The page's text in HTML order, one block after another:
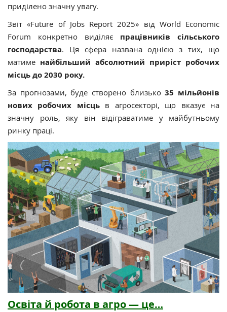
приділено значну увагу.
Звіт «Future of Jobs Report 2025» від World Economic
Forum конкретно виділяє працівників сільського
господарства. Ця сфера названа однією з тих, що
матиме найбільший абсолютний приріст робочих
місць до 2030 року.
За прогнозами, буде створено близько35 мільйонів
нових робочих місць в агросекторі, що вказує на
значну роль, яку він відіграватиме у майбутньому
ринку праці.
Освіта й робота в агро — це…